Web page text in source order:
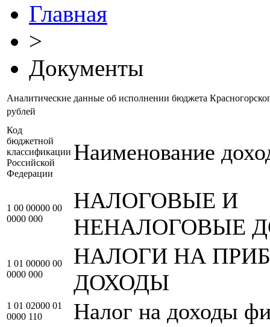
Главная
>
Документы
Аналитические данные об исполнении бюджета
рублей
Код
бюджетной
классификации
Российской
Федерации
Наименование
1 00 00000 00
0000 000
НАЛОГОВЫЕ И
НЕНАЛОГОВЫЕ
1 01 00000 00
0000 000
НАЛОГИ НА
ДОХОДЫ
1 01 02000 01
0000 110
Налог на доходы